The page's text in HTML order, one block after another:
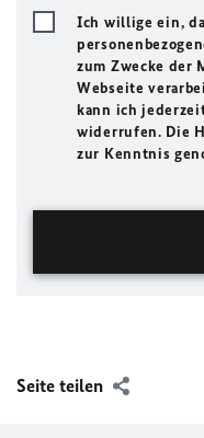
Ich willige ein,
zum Zwecke der
Webseite
kann ich
widerrufen. Die
zur Kenntnis
Seite teilen